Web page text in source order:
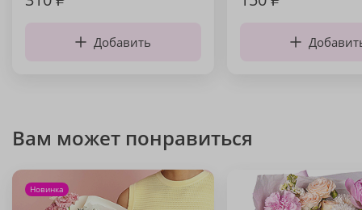
Добавить
Вам может понравиться
Новинка